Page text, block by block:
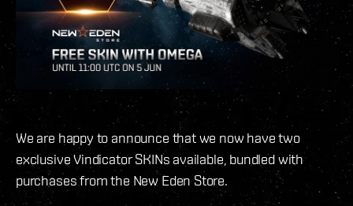
We are happy to announce that we now have two
exclusive Vindicator SKINs available, bundled with
purchases from the New Eden Store.